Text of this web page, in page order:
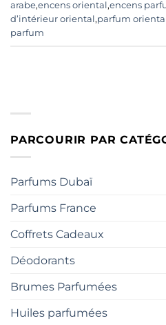
arabe,encens oriental ,encens
d’intérieur oriental ,parfum
parfum
PARCOURIR PAR
Parfums Dubaï
Parfums France
Coffrets Cadeaux
Déodorants
Brumes Parfumées
Huiles parfumées